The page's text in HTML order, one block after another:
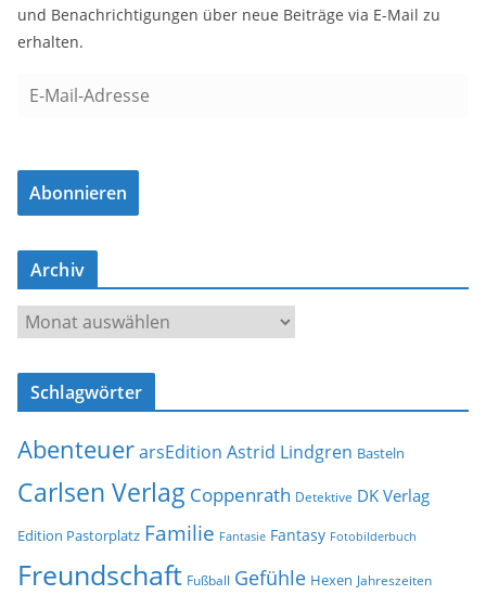
und Benachrichtigungen über neue Beiträge via E-Mail zu
erhalten.
a
l
-
d
s
e
Abonnieren
Archiv
r
c
v
Schlagwörter
AbenteuerarsEdition Astrid Lindgren Basteln
Carlsen Verlag Coppenrath Detektive DK Verlag
Edition Pastorplatz Familie Fantasie Fantasy Fotobilderbuch
Freundschaft Fußball Gefühle Hexen Jahreszeiten